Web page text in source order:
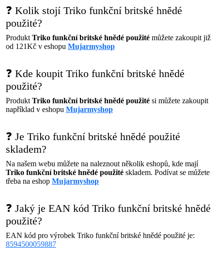
❓ Kolik stojí Triko funkční britské hnědé
použité?
Produkt Triko funkční britské hnědé použité můžete zakoupit již
od 121Kč v eshopu Mujarmyshop
❓ Kde koupit Triko funkční britské hnědé
použité?
Produkt Triko funkční britské hnědé použité si můžete zakoupit
například v eshopu Mujarmyshop
❓ Je Triko funkční britské hnědé použité
skladem?
Na našem webu můžete na naleznout několik eshopů, kde mají
Triko funkční britské hnědé použité skladem. Podívat se můžete
třeba na eshop Mujarmyshop
❓ Jaký je EAN kód Triko funkční britské hnědé
použité?
EAN kód pro výrobek Triko funkční britské hnědé použité je:
8594500059887